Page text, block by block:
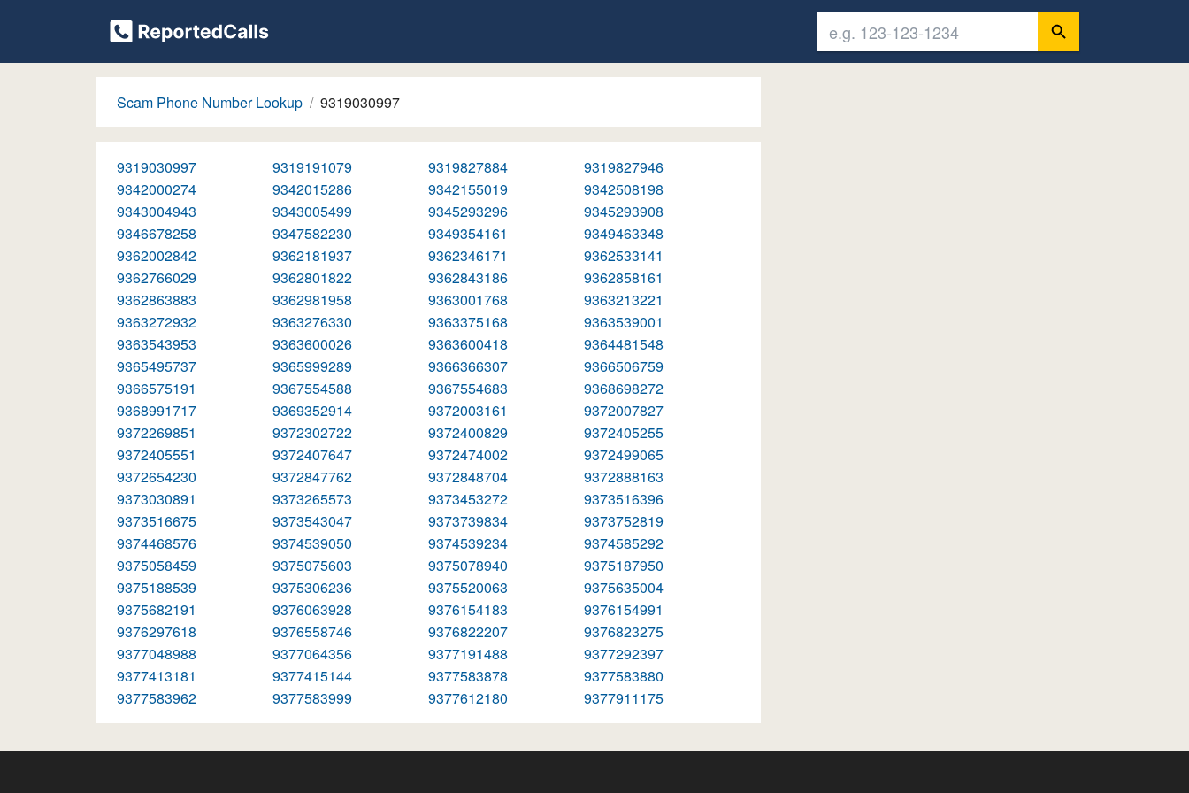
Scam Phone Number Lookup 9319030997
9319030997 9319191079 9319827884
9319827946
9342000274
9342015286 9342155019
9342508198
9343004943
9343005499 9345293296
9345293908
9346678258
9347582230 9349354161
9349463348
9362002842
9362181937 9362346171
9362533141
9362766029
9362801822 9362843186
9362858161
9362863883
9362981958 9363001768
9363213221
9363272932
9363276330 9363375168
9363539001
9363543953
9363600026 9363600418
9364481548
9365495737
9365999289 9366366307
9366506759
9366575191
9367554588 9367554683
9368698272
9368991717
9369352914 9372003161
9372007827
9372269851
9372302722 9372400829
9372405255
9372405551
9372407647 9372474002
9372499065
9372654230
9372847762 9372848704
9372888163
9373030891
9373265573 9373453272
9373516396
9373516675
9373543047 9373739834
9373752819
9374468576
9374539050 9374539234
9374585292
9375058459
9375075603 9375078940
9375187950
9375188539
9375306236 9375520063
9375635004
9375682191
9376063928 9376154183
9376154991
9376297618
9376558746 9376822207
9376823275
9377048988
9377064356 9377191488
9377292397
9377413181
9377415144 9377583878
9377583880
9377583962
9377583999 9377612180 9377911175